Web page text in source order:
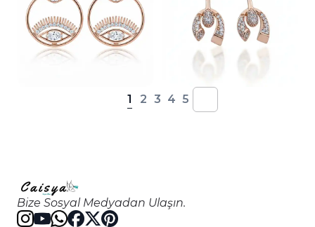
1 2 3 4 5
Bize Sosyal Medyadan Ulaşın.